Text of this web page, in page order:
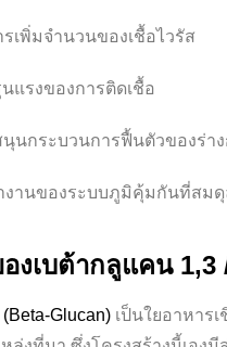
เพิ่มจำนวนของเชื้อไวรัส
แรงของการติดเชื้อ
นกระบวนการฟื้นตัวของร่าง
งานของระบบภูมิคุ้มกันที่สมดุ
งเบต้ากลูแคน
Glucan) เป็นใยอาหาร